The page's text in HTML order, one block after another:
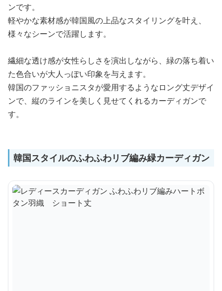
ンです。
軽やかな素材感が韓国風の上品なスタイリングを叶え、
様々なシーンで活躍します。
繊細な透け感が女性らしさを演出しながら、緑の落ち着い
た色合いが大人っぽい印象を与えます。
韓国のファッショニスタが愛用するようなロング丈デザイ
ンで、縦のラインを美しく見せてくれるカーディガンで
す。
韓国スタイルのふわふわリブ編み緑カーディガン